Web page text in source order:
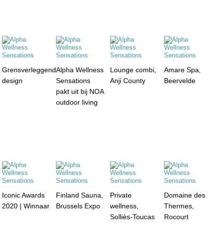
Grensverleggend
design
Alpha Wellness
Sensations
pakt uit bij NOA
outdoor living
Lounge combi,
Anji County
Amare Spa,
Beervelde
Iconic Awards
2020 | Winnaar
Finland Sauna,
Brussels Expo
Private
wellness,
Solliès-Toucas
Domaine des
Thermes,
Rocourt